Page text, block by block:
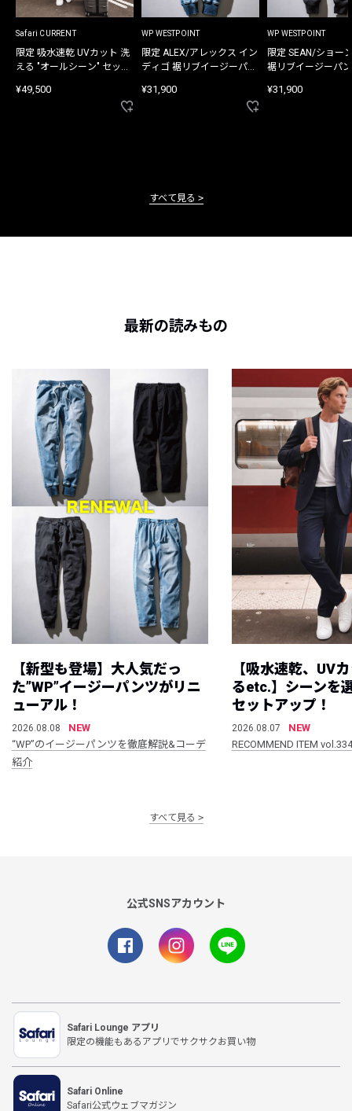
Safari CURRENT
限定 吸水速乾 UVカット 洗
える "オールシーン" セット
¥49,500
WP WESTPOINT
限定 ALEX/アレックス イン
ディゴ 裾リブイージーパン
¥31,900
WP WESTPOINT
限定 SEAN/ショー
裾リブイージーパ
¥31,900
すべて見る
最新の読みもの
【新型も登場】大人気だっ
た”WP”イージーパンツがリニ
ューアル！
2026.08.08
NEW
“WP”のイージーパンツを徹底解説&コーデ
紹介
【吸水速乾、UV
るetc.】シーンを
セットアップ！
2026.08.07
NEW
RECOMMEND ITEM vol.334
すべて見る
公式SNSアカウント
Safari Lounge アプリ
限定の機能もあるアプリでサクサクお買い物
Safari Online
Safari公式ウェブマガジン